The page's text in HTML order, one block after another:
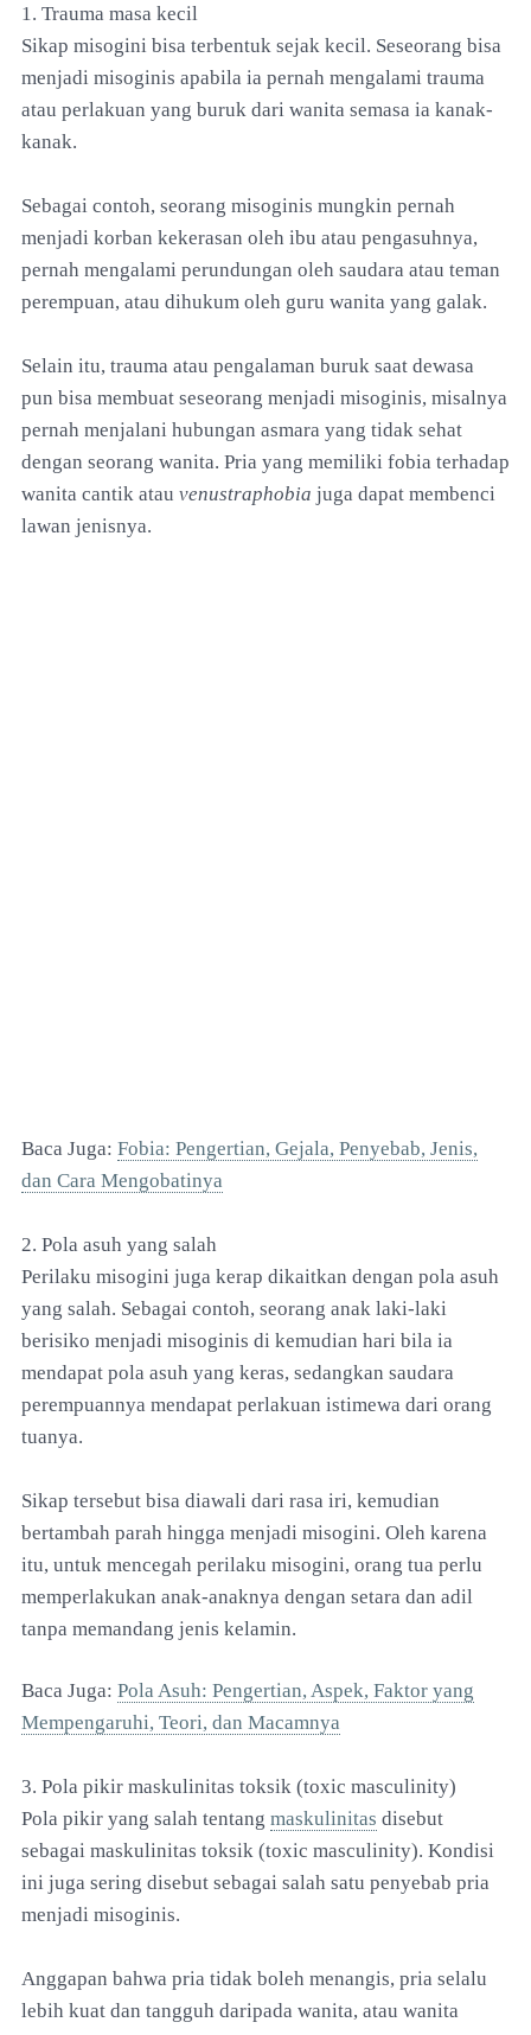
1. Trauma masa kecil
Sikap misogini bisa terbentuk sejak kecil. Seseorang bisa
menjadi misoginis apabila ia pernah mengalami trauma
atau perlakuan yang buruk dari wanita semasa ia kanak-
kanak.
Sebagai contoh, seorang misoginis mungkin pernah
menjadi korban kekerasan oleh ibu atau pengasuhnya,
pernah mengalami perundungan oleh saudara atau teman
perempuan, atau dihukum oleh guru wanita yang galak.
Selain itu, trauma atau pengalaman buruk saat dewasa
pun bisa membuat seseorang menjadi misoginis, misalnya
pernah menjalani hubungan asmara yang tidak sehat
dengan seorang wanita. Pria yang memiliki fobia terhadap
wanita cantik atau venustraphobia juga dapat membenci
lawan jenisnya.
Baca Juga: Fobia: Pengertian, Gejala, Penyebab, Jenis,
dan Cara Mengobatinya
2. Pola asuh yang salah
Perilaku misogini juga kerap dikaitkan dengan pola asuh
yang salah. Sebagai contoh, seorang anak laki-laki
berisiko menjadi misoginis di kemudian hari bila ia
mendapat pola asuh yang keras, sedangkan saudara
perempuannya mendapat perlakuan istimewa dari orang
tuanya.
Sikap tersebut bisa diawali dari rasa iri, kemudian
bertambah parah hingga menjadi misogini. Oleh karena
itu, untuk mencegah perilaku misogini, orang tua perlu
memperlakukan anak-anaknya dengan setara dan adil
tanpa memandang jenis kelamin.
Baca Juga: Pola Asuh: Pengertian, Aspek, Faktor yang
Mempengaruhi, Teori, dan Macamnya
3. Pola pikir maskulinitas toksik (toxic masculinity)
Pola pikir yang salah tentang maskulinitas disebut
sebagai maskulinitas toksik (toxic masculinity). Kondisi
ini juga sering disebut sebagai salah satu penyebab pria
menjadi misoginis.
Anggapan bahwa pria tidak boleh menangis, pria selalu
lebih kuat dan tangguh daripada wanita, atau wanita